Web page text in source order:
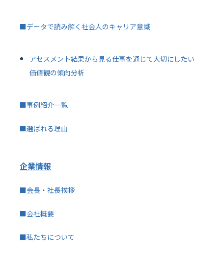
■データで読み解く社会人のキャリア意識
アセスメント結果から見る仕事を通じて大切にしたい
価値観の傾向分析
■事例紹介一覧
■選ばれる理由
企業情報
■会長・社長挨拶
■会社概要
■私たちについて